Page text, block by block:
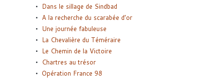
Dans le sillage de Sindbad
A la recherche du scarabée d’or
Une journée fabuleuse
La Chevalière du Téméraire
Le Chemin de la Victoire
Chartres au trésor
Opération France 98